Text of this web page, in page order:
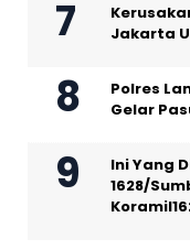
Jakarta
Polres
Gelar
Ini Yang
1628/